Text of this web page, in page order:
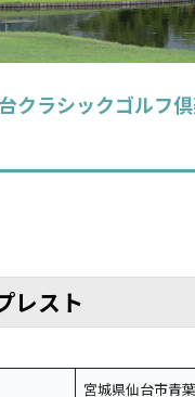
クラシックゴルフ
レスト
宮城県仙台市青